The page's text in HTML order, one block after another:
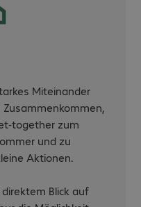
Miteinander
together zum
und zu
Aktionen.
Blick auf